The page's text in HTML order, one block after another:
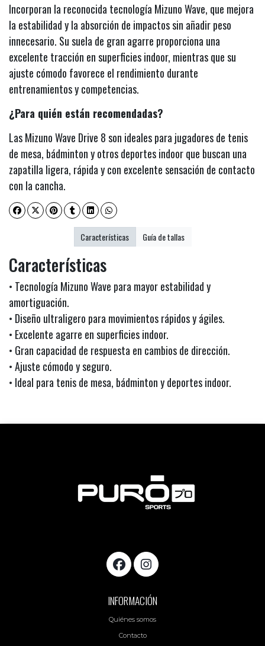
Incorporan la reconocida tecnología Mizuno Wave, que mejora
la estabilidad y la absorción de impactos sin añadir peso
innecesario. Su suela de gran agarre proporciona una
excelente tracción en superficies indoor, mientras que su
ajuste cómodo favorece el rendimiento durante
entrenamientos y competencias.
¿Para quién están recomendadas?
Las Mizuno Wave Drive 8 son ideales para jugadores de tenis
de mesa, bádminton y otros deportes indoor que buscan una
zapatilla ligera, rápida y con excelente sensación de contacto
con la cancha.
Características
• Tecnología Mizuno Wave para mayor estabilidad y
amortiguación.
• Diseño ultraligero para movimientos rápidos y ágiles.
• Excelente agarre en superficies indoor.
• Gran capacidad de respuesta en cambios de dirección.
• Ajuste cómodo y seguro.
• Ideal para tenis de mesa, bádminton y deportes indoor.
Características Guía de tallas
INFORMACIÓN
Quiénes somos
Contacto